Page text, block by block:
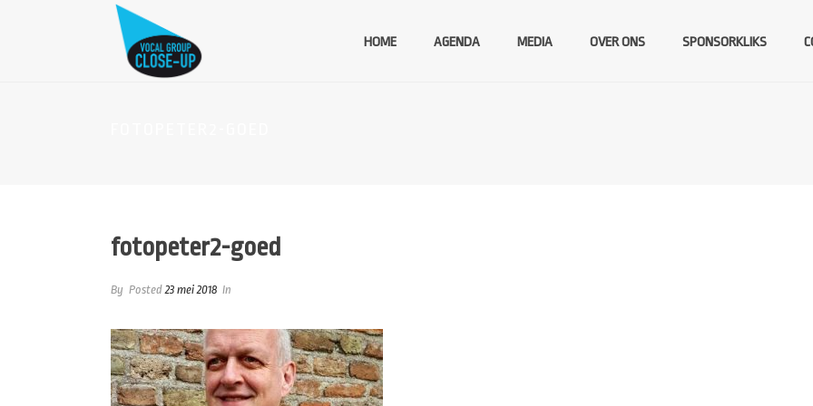
HOME AGENDA MEDIA OVER ONS SPONSORKLIKS
fotopeter2-goed
By Posted23 mei 2018 In